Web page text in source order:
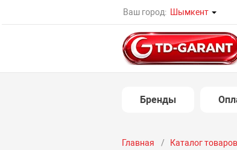
Ваш город: Шымкент
Бренды
Главная Каталог товаров